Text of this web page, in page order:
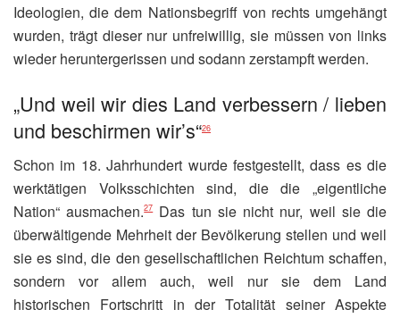
Ideologien, die dem Nationsbegriff von rechts umgehängt
wurden, trägt dieser nur unfreiwillig, sie müssen von links
wieder heruntergerissen und sodann zerstampft werden.
„Und weil wir dies Land verbessern / lieben
und beschirmen wir’s“26
Schon im 18. Jahrhundert wurde festgestellt, dass es die
werktätigen Volksschichten sind, die die „eigentliche
Nation“ ausmachen.27Das tun sie nicht nur, weil sie die
überwältigende Mehrheit der Bevölkerung stellen und weil
sie es sind, die den gesellschaftlichen Reichtum schaffen,
sondern vor allem auch, weil nur sie dem Land
historischen Fortschritt in der Totalität seiner Aspekte